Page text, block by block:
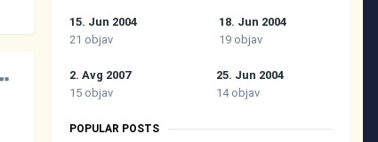
15. Jun 2004
21 objav
18. Jun 2004
19 objav
2. Avg 2007
15 objav
25. Jun 2004
14 objav
POPULAR POSTS